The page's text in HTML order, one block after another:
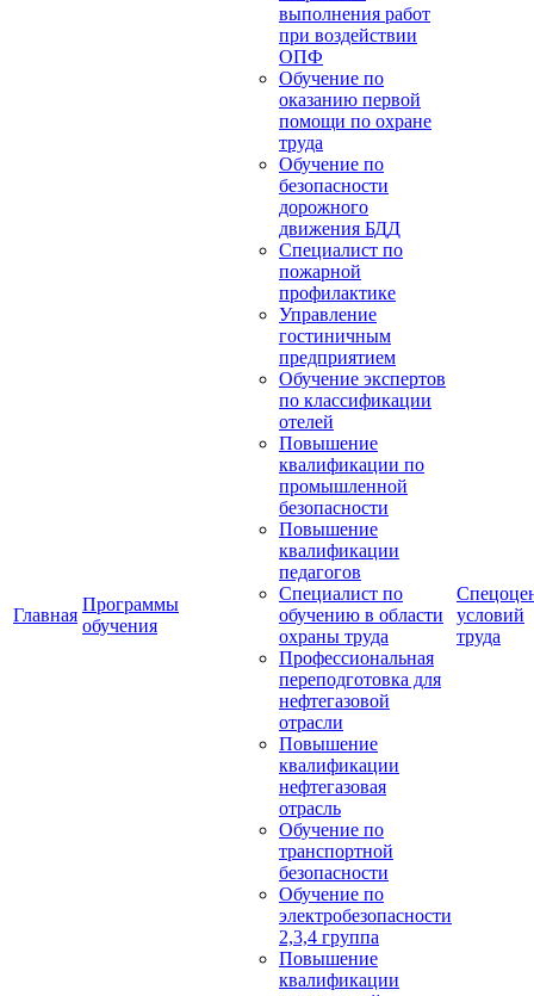
Главная
Программы
обучения
выполнения работ
при воздействии
ОПФ
Обучение по
оказанию первой
помощи по охране
труда
Обучение по
безопасности
дорожного
движения БДД
Специалист по
пожарной
профилактике
Управление
гостиничным
предприятием
Обучение экспертов
по классификации
отелей
Повышение
квалификации по
промышленной
безопасности
Повышение
квалификации
педагогов
Специалист по
обучению в области
охраны труда
Профессиональная
переподготовка для
нефтегазовой
отрасли
Повышение
квалификации
нефтегазовая
отрасль
Обучение по
транспортной
безопасности
Обучение по
электробезопасности
2,3,4 группа
Повышение
квалификации
условий
труда